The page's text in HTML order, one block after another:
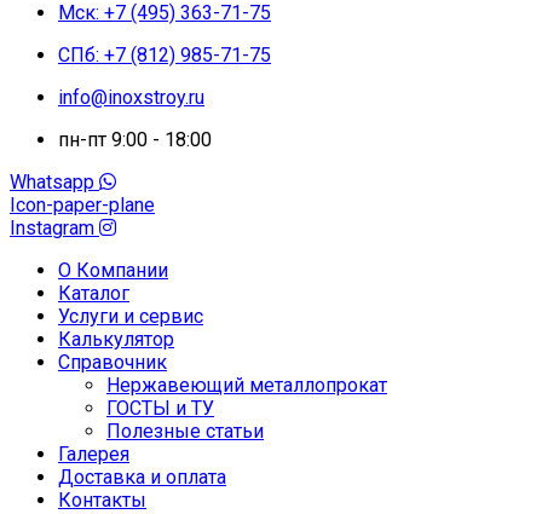
Мск: +7 (495) 363-71-75
СПб: +7 (812) 985-71-75
info@inoxstroy.ru
пн-пт 9:00 - 18:00
Whatsapp
Icon-paper-plane
Instagram
О Компании
Каталог
Услуги и сервис
Калькулятор
Справочник
Нержавеющий металлопрокат
ГОСТЫ и ТУ
Полезные статьи
Галерея
Доставка и оплата
Контакты